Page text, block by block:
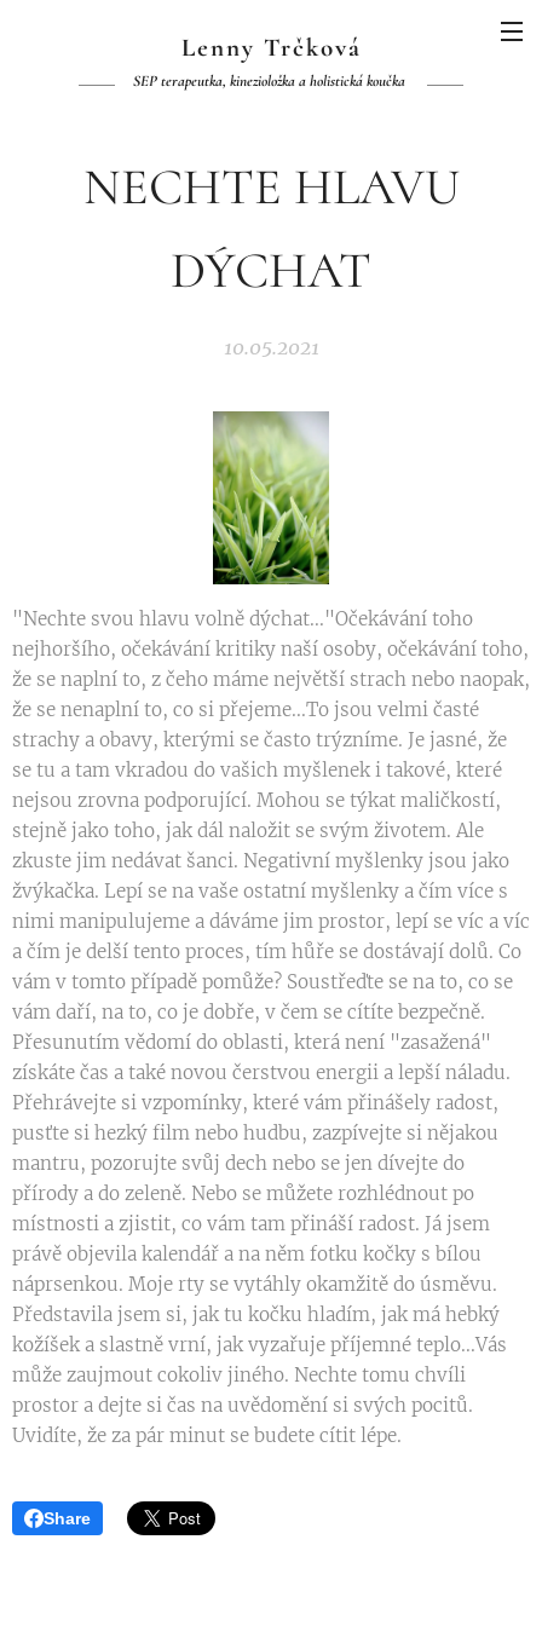
Lenny Trčková
SEP terapeutka, kinezioložka a holistická koučka
NECHTE HLAVU
DÝCHAT
10.05.2021
"Nechte svou hlavu volně dýchat..."Očekávání toho
nejhoršího, očekávání kritiky naší osoby, očekávání toho,
že se naplní to, z čeho máme největší strach nebo naopak,
že se nenaplní to, co si přejeme...To jsou velmi časté
strachy a obavy, kterými se často trýzníme. Je jasné, že
se tu a tam vkradou do vašich myšlenek i takové, které
nejsou zrovna podporující. Mohou se týkat maličkostí,
stejně jako toho, jak dál naložit se svým životem. Ale
zkuste jim nedávat šanci. Negativní myšlenky jsou jako
žvýkačka. Lepí se na vaše ostatní myšlenky a čím více s
nimi manipulujeme a dáváme jim prostor, lepí se víc a víc
a čím je delší tento proces, tím hůře se dostávají dolů. Co
vám v tomto případě pomůže? Soustřeďte se na to, co se
vám daří, na to, co je dobře, v čem se cítíte bezpečně.
Přesunutím vědomí do oblasti, která není "zasažená"
získáte čas a také novou čerstvou energii a lepší náladu.
Přehrávejte si vzpomínky, které vám přinášely radost,
pusťte si hezký film nebo hudbu, zazpívejte si nějakou
mantru, pozorujte svůj dech nebo se jen dívejte do
přírody a do zeleně. Nebo se můžete rozhlédnout po
místnosti a zjistit, co vám tam přináší radost. Já jsem
právě objevila kalendář a na něm fotku kočky s bílou
náprsenkou. Moje rty se vytáhly okamžitě do úsměvu.
Představila jsem si, jak tu kočku hladím, jak má hebký
kožíšek a slastně vrní, jak vyzařuje příjemné teplo...Vás
může zaujmout cokoliv jiného. Nechte tomu chvíli
prostor a dejte si čas na uvědomění si svých pocitů.
Uvidíte, že za pár minut se budete cítit lépe.
Share